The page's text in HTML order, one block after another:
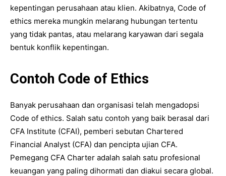
kepentingan perusahaan atau klien. Akibatnya, Code of
ethics mereka mungkin melarang hubungan tertentu
yang tidak pantas, atau melarang karyawan dari segala
bentuk konflik kepentingan.
Contoh Code of Ethics
Banyak perusahaan dan organisasi telah mengadopsi
Code of ethics. Salah satu contoh yang baik berasal dari
CFA Institute (CFAI), pemberi sebutan Chartered
Financial Analyst (CFA) dan pencipta ujian CFA.
Pemegang CFA Charter adalah salah satu profesional
keuangan yang paling dihormati dan diakui secara global.